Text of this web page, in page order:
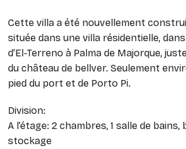
Cette villa a été nouvellement
située dans une villa résidentielle,
d’El-Terreno à Palma de Majorque,
du château de bellver. Seulement
pied du port et de Porto Pi.
Division:
A l’étage: 2 chambres, 1 salle de bains,
stockage